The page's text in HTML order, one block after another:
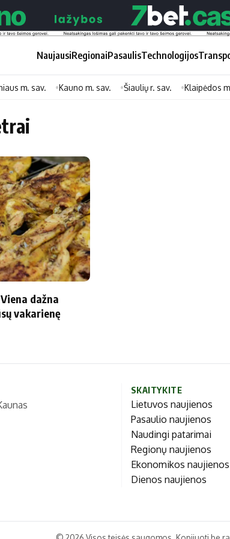
NaujausiRegionaiPasaulisTechnologijos
Indėlių palūkanos
Dienos naujienos
m. sav. Kauno m. sav. Šiaulių r. sav. Klaipėdos
dažna
vakarienę
SKAITYKITE
Lietuvos naujienos
Pasaulio naujienos
Naudingi patarimai
Regionų naujienos
Ekonomikos naujienos
Dienos naujienos